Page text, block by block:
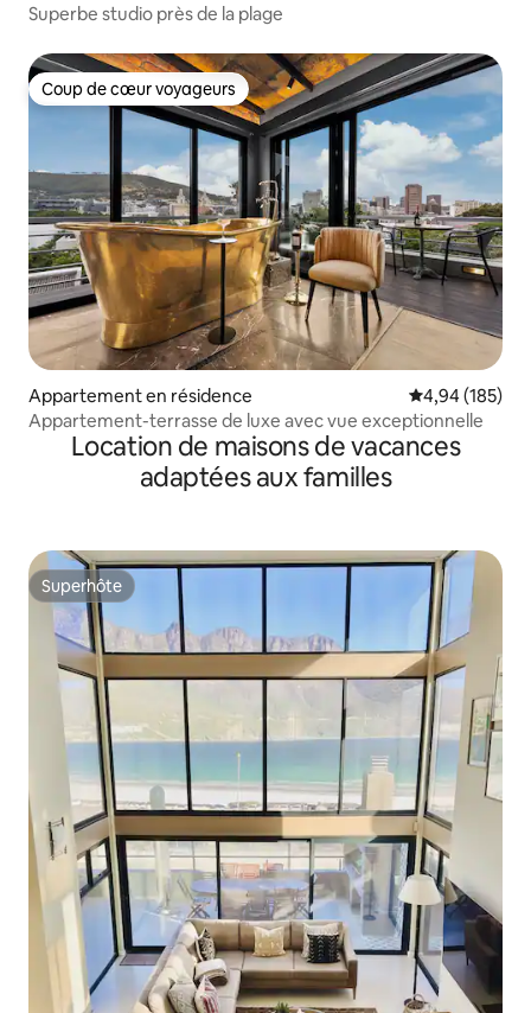
Superbe studio près de la plage
Coup de cœur voyageurs
Coup de cœur voyageurs
Appartement en résidence Évaluation
4,94 (185)
Appartement-terrasse de luxe avec vue exceptionnelle
Location de maisons de vacances
adaptées aux familles
Superhôte
Superhôte